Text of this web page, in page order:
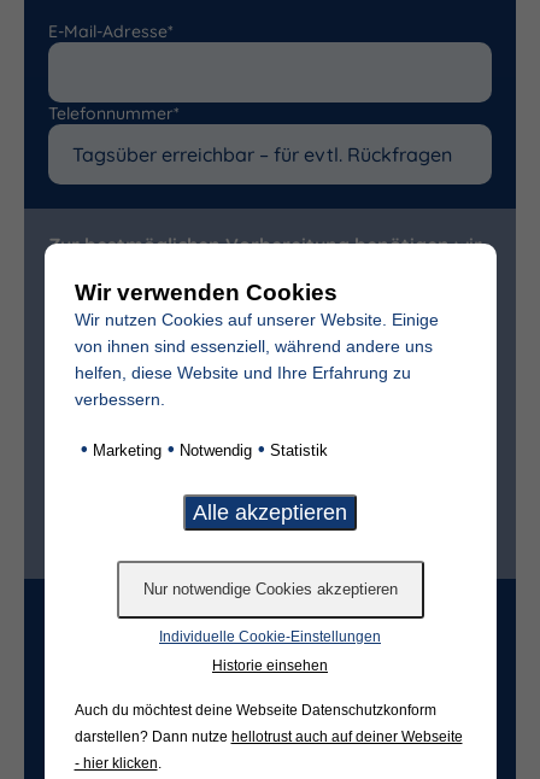
E-Mail-Adresse*
Telefonnummer*
Zur bestmöglichen Vorbereitung benötigen wir
Vollständiger Name des Verstorbenen
Sterbedatum
Ist der Friedhof im selben Ort?*
Freifeld für evtl. Anmerkungen
Wir verwenden Cookies
Wir nutzen Cookies auf unserer Website. Einige
von ihnen sind essenziell, während andere uns
helfen, diese Website und Ihre Erfahrung zu
verbessern.
• Marketing • Notwendig • Statistik
Individuelle Cookie-Einstellungen
Historie einsehen
Auch du möchtest deine Webseite Datenschutzkonform
darstellen? Dann nutze hellotrust auch auf deiner Webseite
- hier klicken